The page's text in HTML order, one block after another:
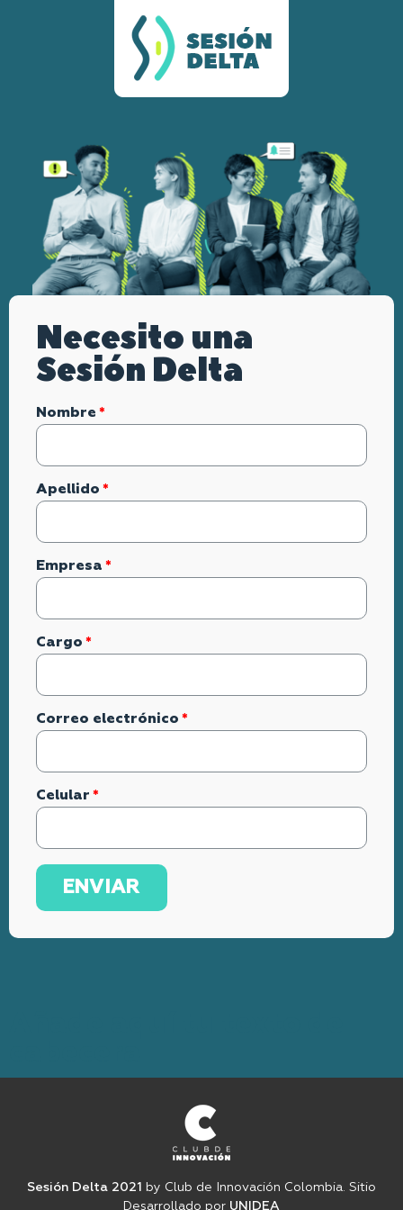
Necesito una
Sesión Delta
Nombre
Apellido
Empresa
Cargo
Correo electrónico
Celular
ENVIAR
Sesión Delta 2021
by Club de Innovación Colombia. Sitio
Desarrollado por UNIDEA